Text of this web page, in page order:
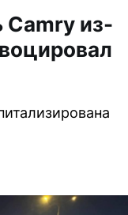
Camry из-